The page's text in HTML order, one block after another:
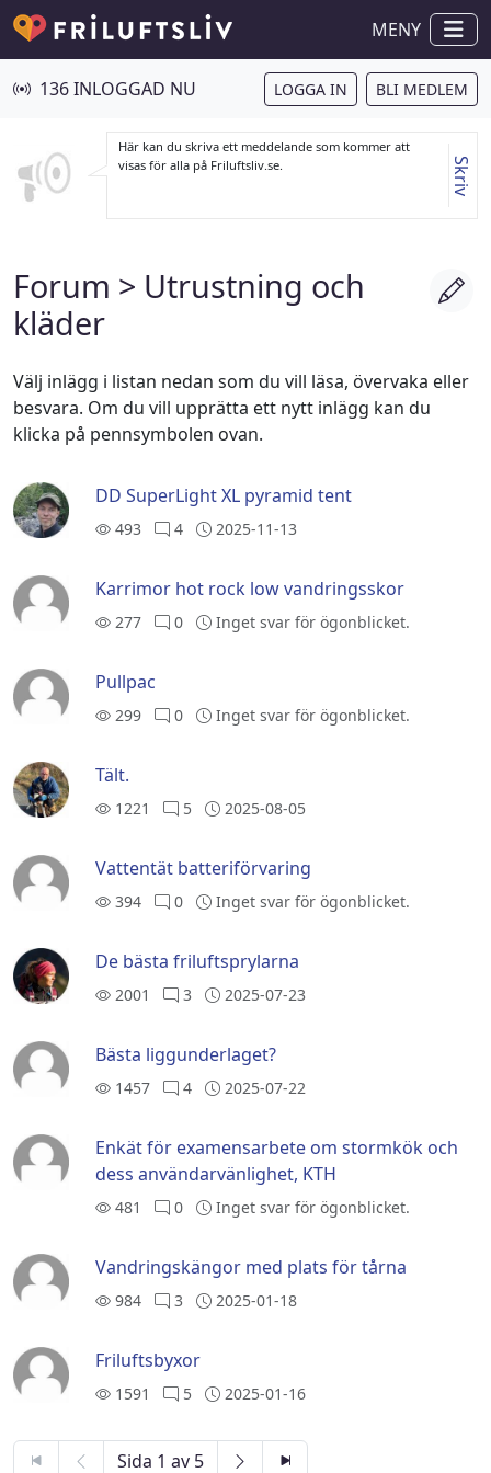
MENY
136 INLOGGAD NU LOGGA IN BLI MEDLEM
Här kan du skriva ett meddelande som kommer att
visas för alla på Friluftsliv.se.
Skriv
Forum > Utrustning och
kläder
Välj inlägg i listan nedan som du vill läsa, övervaka eller
besvara. Om du vill upprätta ett nytt inlägg kan du
klicka på pennsymbolen ovan.
DD SuperLight XL pyramid tent
493 4 2025-11-13
Karrimor hot rock low vandringsskor
277 0 Inget svar för ögonblicket.
Pullpac
299 0 Inget svar för ögonblicket.
Tält.
1221 5 2025-08-05
Vattentät batteriförvaring
394 0 Inget svar för ögonblicket.
De bästa friluftsprylarna
2001 3 2025-07-23
Bästa liggunderlaget?
1457 4 2025-07-22
Enkät för examensarbete om stormkök och
dess användarvänlighet, KTH
481 0 Inget svar för ögonblicket.
Vandringskängor med plats för tårna
984 3 2025-01-18
Friluftsbyxor
1591 5 2025-01-16
Sida 1 av 5